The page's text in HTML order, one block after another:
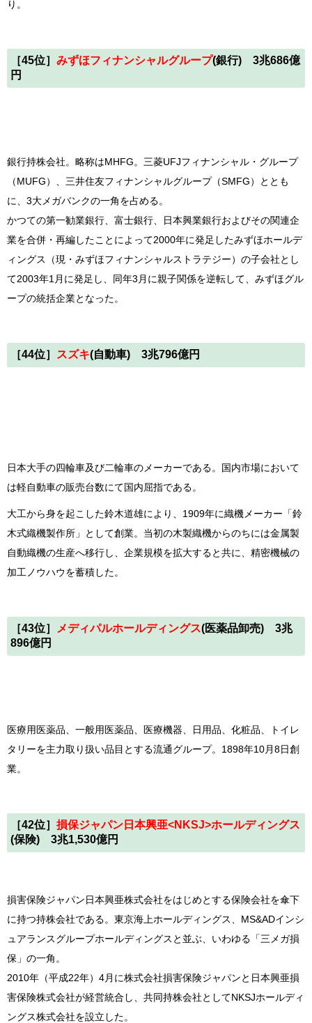
り。
［45位］ みずほフィナンシャルグループ(銀行) 3兆686億
円
銀行持株会社。略称はMHFG。三菱UFJフィナンシャル・グループ
（MUFG）、三井住友フィナンシャルグループ（SMFG）ととも
に、3大メガバンクの一角を占める。
かつての第一勧業銀行、富士銀行、日本興業銀行およびその関連企
業を合併・再編したことによって2000年に発足したみずほホールデ
ィングス（現・みずほフィナンシャルストラテジー）の子会社とし
て2003年1月に発足し、同年3月に親子関係を逆転して、みずほグル
ープの統括企業となった。
［44位］ スズキ(自動車) 3兆796億円
日本大手の四輪車及び二輪車のメーカーである。国内市場において
は軽自動車の販売台数にて国内屈指である。
大工から身を起こした鈴木道雄により、1909年に織機メーカー「鈴
木式織機製作所」として創業。当初の木製織機からのちには金属製
自動織機の生産へ移行し、企業規模を拡大すると共に、精密機械の
加工ノウハウを蓄積した。
［43位］ メディパルホールディングス(医薬品卸売) 3兆
896億円
医療用医薬品、一般用医薬品、医療機器、日用品、化粧品、トイレ
タリーを主力取り扱い品目とする流通グループ。1898年10月8日創
業。
［42位］ 損保ジャパン日本興亜<NKSJ>ホールディングス
(保険) 3兆1,530億円
損害保険ジャパン日本興亜株式会社をはじめとする保険会社を傘下
に持つ持株会社である。東京海上ホールディングス、MS&ADインシ
ュアランスグループホールディングスと並ぶ、いわゆる「三メガ損
保」の一角。
2010年（平成22年）4月に株式会社損害保険ジャパンと日本興亜損
害保険株式会社が経営統合し、共同持株会社としてNKSJホールディ
ングス株式会社を設立した。